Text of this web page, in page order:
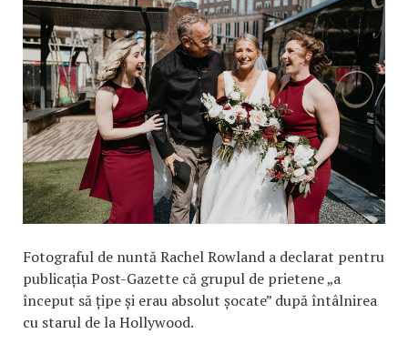
Fotograful de nuntă Rachel Rowland a declarat pentru
publicația Post-Gazette că grupul de prietene „a
început să țipe și erau absolut șocate” după întâlnirea
cu starul de la Hollywood.